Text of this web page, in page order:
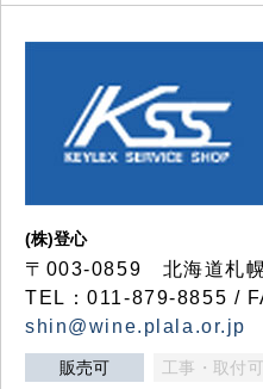
(株)登心
〒003-0859 北海道札
TEL：011-879-8855 /
shin@wine.plala.or.jp
販売可 工事・取付可